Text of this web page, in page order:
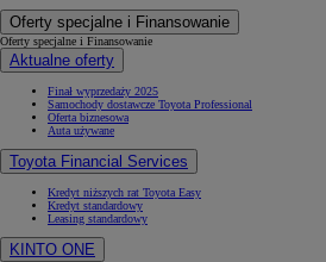
Oferty specjalne i Finansowanie
Oferty specjalne i Finansowanie
Aktualne oferty
Finał wyprzedaży 2025
Samochody dostawcze Toyota Professional
Oferta biznesowa
Auta używane
Toyota Financial Services
Kredyt niższych rat Toyota Easy
Kredyt standardowy
Leasing standardowy
KINTO ONE